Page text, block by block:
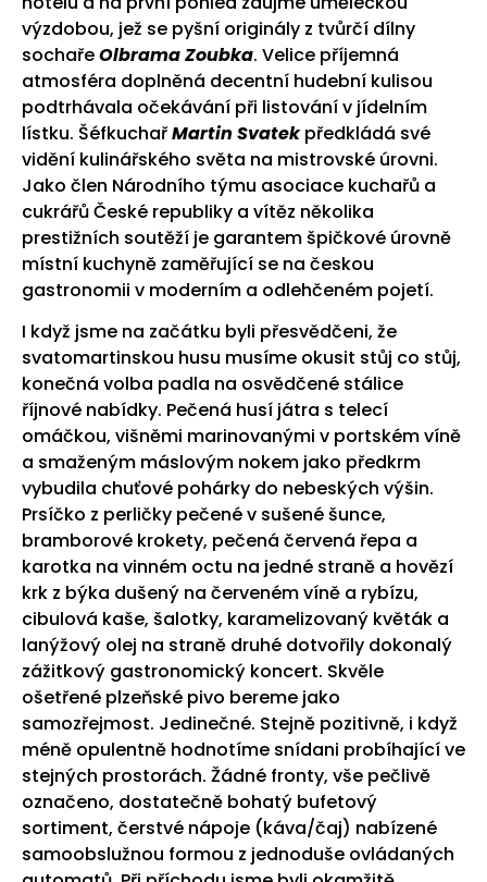
výzdobou, jež se pyšní originály z tvůrčí dílny
sochařeOlbrama Zoubka. Velice příjemná
atmosféra doplněná decentní hudební kulisou
podtrhávala očekávání při listování v jídelním
lístku. ŠéfkuchařMartin Svatekpředkládá své
vidění kulinářského světa na mistrovské úrovni.
Jako člen Národního týmu asociace kuchařů a
cukrářů České republiky a vítěz několika
prestižních soutěží je garantem špičkové úrovně
místní kuchyně zaměřující se na českou
gastronomii v moderním a odlehčeném pojetí.
I když jsme na začátku byli přesvědčeni, že
svatomartinskou husu musíme okusit stůj co stůj,
konečná volba padla na osvědčené stálice
říjnové nabídky. Pečená husí játra s telecí
omáčkou, višněmi marinovanými v portském víně
a smaženým máslovým nokem jako předkrm
vybudila chuťové pohárky do nebeských výšin.
Prsíčko z perličky pečené v sušené šunce,
bramborové krokety, pečená červená řepa a
karotka na vinném octu na jedné straně a hovězí
krk z býka dušený na červeném víně a rybízu,
cibulová kaše, šalotky, karamelizovaný květák a
lanýžový olej na straně druhé dotvořily dokonalý
zážitkový gastronomický koncert. Skvěle
ošetřené plzeňské pivo bereme jako
samozřejmost. Jedinečné. Stejně pozitivně, i když
méně opulentně hodnotíme snídani probíhající ve
stejných prostorách. Žádné fronty, vše pečlivě
označeno, dostatečně bohatý bufetový
sortiment, čerstvé nápoje (káva/čaj) nabízené
samoobslužnou formou z jednoduše ovládaných